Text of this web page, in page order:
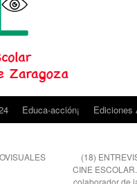
Educa-acción¡ Ediciones
(18)
CINE
colaborador de